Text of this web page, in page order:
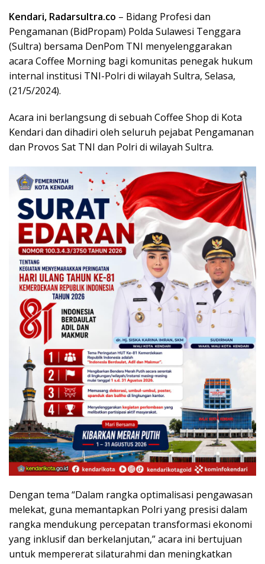
Kendari, Radarsultra.co – Bidang Profesi dan
Pengamanan (BidPropam) Polda Sulawesi Tenggara
(Sultra) bersama DenPom TNI menyelenggarakan
acara Coffee Morning bagi komunitas penegak hukum
internal institusi TNI-Polri di wilayah Sultra, Selasa,
(21/5/2024).
Acara ini berlangsung di sebuah Coffee Shop di Kota
Kendari dan dihadiri oleh seluruh pejabat Pengamanan
dan Provos Sat TNI dan Polri di wilayah Sultra.
Dengan tema “Dalam rangka optimalisasi pengawasan
melekat, guna memantapkan Polri yang presisi dalam
rangka mendukung percepatan transformasi ekonomi
yang inklusif dan berkelanjutan,” acara ini bertujuan
untuk mempererat silaturahmi dan meningkatkan